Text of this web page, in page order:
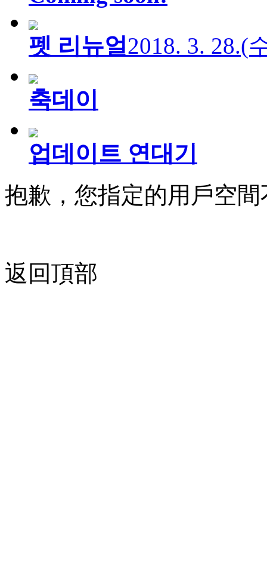
펫 리뉴얼2018. 3. 28.(
축데이
업데이트 연대기
抱歉，您指定的用戶空間
返回頂部